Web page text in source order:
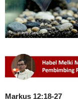
Markus 12:18-27